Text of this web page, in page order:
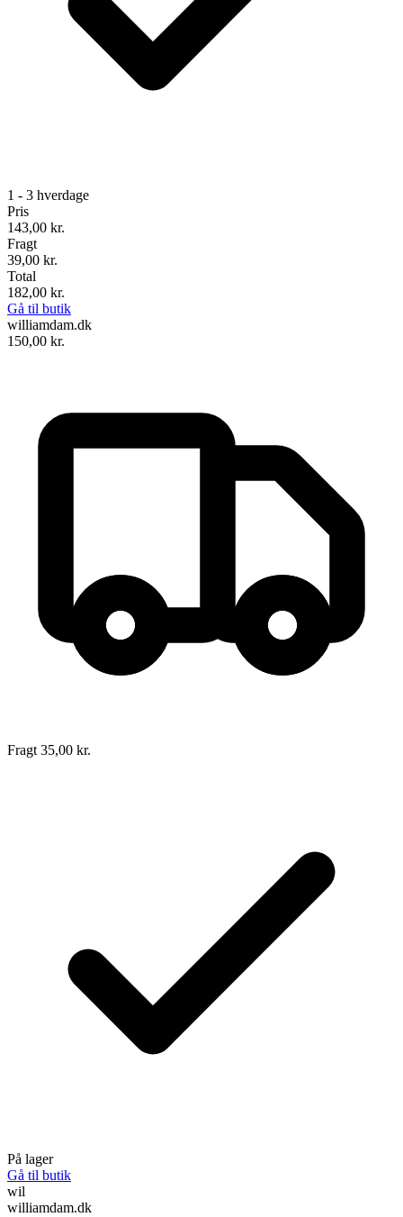
1 - 3 hverdage
Pris
143,00 kr.
Fragt
39,00 kr.
Total
182,00 kr.
Gå til butik
williamdam.dk
150,00 kr.
Fragt 35,00 kr.
På lager
Gå til butik
wil
williamdam.dk